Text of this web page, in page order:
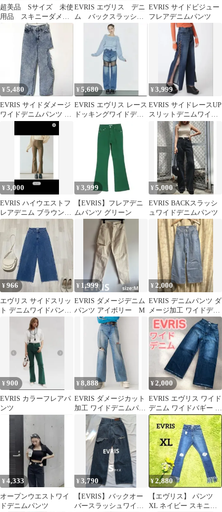
超美品 Sサイズ 未使
用品 スキニーダメー
ジデニム エヴリス
ジーパン ジーンズ
EVRIS エヴリス デニ
ム バックスラッシュ
ワイドデニムパンツ
EVRIS サイドビジュー
フレアデニムパンツ
¥ 5,480
EVRIS サイドダメージ
ワイドデニムパンツ M
¥ 5,680
EVRIS エヴリス レース
ドッキングワイドデニ
¥3,999
EVRIS サイドレースUP
スリットデニムワイド
パンツ
¥3,000
EVRIS ハイウエストフ
レアデニム ブラウン
sly moussy
¥ 3,999
【EVRIS】フレアデニ
ムパンツ グリーン
¥5,000
EVRIS BACKスラッシ
ュワイドデニムパンツ
¥966
エヴリス サイドスリッ
ト デニムワイドパンツ
¥ 1,999
EVRIS ダメージデニム
パンツ アイボリー M
¥ 2,000
EVRIS デニムパンツ ダ
メージ加工 ワイドデニ
ムパンツ カットデニ
ム
¥900
EVRIS カラーフレアパ
ンツ
¥8,888
EVRIS ダメージカット
加工 ワイドデニムパン
¥2,000
EVRIS エヴリス ワイド
デニム ワイドバギー ハ
イウエスト S
¥ 4,333
オープンウエストワイ
ドデニムパンツ
¥3,790
【EVRIS】バックオー
バースラッシュワイド
¥2,880
【エヴリス】 パンツ
XL ネイビー スキニー